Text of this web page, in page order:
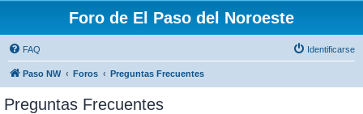
Foro de El Paso del Noroeste
FAQ Identificarse
Paso NW Foros Preguntas Frecuentes
Preguntas Frecuentes